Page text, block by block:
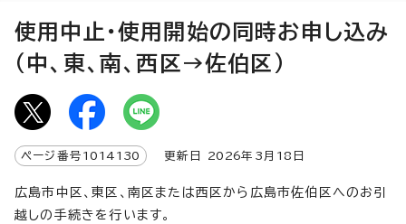
使用中止・使用開始の同時お申し込み
（中、東、南、西区→佐伯区）
ページ番号 1014130 更新日 2026年3月 18 日
広島市中区、東区、南区または西区から広島市佐伯区へのお引
越しの手続きを行います。